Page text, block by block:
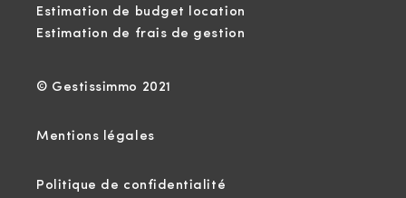
Estimation de budget location
Estimation de frais de gestion
© Gestissimmo 2021
Mentions légales
Politique de confidentialité